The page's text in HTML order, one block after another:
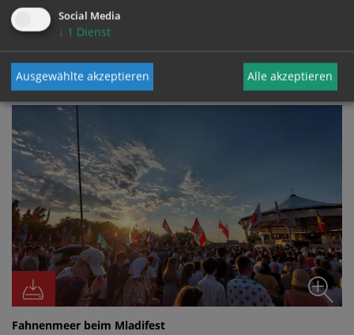
FOTO
Fahnenmeer beim Mladifest
Social Media
↓ 1 Dienst
Ausgewählte akzeptieren Alle akzeptieren